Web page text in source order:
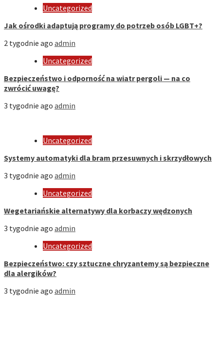
Uncategorized
Jak ośrodki adaptują programy do potrzeb osób LGBT+?
2 tygodnie ago admin
Uncategorized
Bezpieczeństwo i odporność na wiatr pergoli — na co
zwrócić uwagę?
3 tygodnie ago admin
Uncategorized
Systemy automatyki dla bram przesuwnych i skrzydłowych
3 tygodnie ago admin
Uncategorized
Wegetariańskie alternatywy dla korbaczy wędzonych
3 tygodnie ago admin
Uncategorized
Bezpieczeństwo: czy sztuczne chryzantemy są bezpieczne
dla alergików?
3 tygodnie ago admin